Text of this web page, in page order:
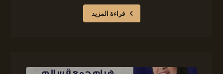
قراءة المزيد